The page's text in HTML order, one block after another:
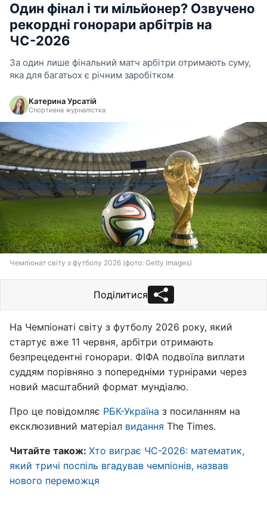
Один фінал і ти мільйонер? Озвучено
рекордні гонорари арбітрів на
ЧС-2026
За один лише фінальний матч арбітри отримають суму,
яка для багатьох є річним заробітком
Катерина Урсатій
Спортивна журналістка
Чемпіонат світу з футболу 2026 (фото: Getty Images)
Поділитися
На Чемпіонаті світу з футболу 2026 року, який
стартує вже 11 червня, арбітри отримають
безпрецедентні гонорари. ФІФА подвоїла виплати
суддям порівняно з попередніми турнірами через
новий масштабний формат мундіалю.
Про це повідомляє РБК-Україна з посиланням на
ексклюзивний матеріал видання The Times.
Читайте також: Хто виграє ЧС-2026: математик,
який тричі поспіль вгадував чемпіонів, назвав
нового переможця